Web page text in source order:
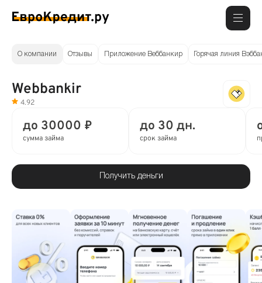
О компании Отзывы Приложение Веббанкир Горячая линия
Webbankir
4.92
до 30000 ₽
сумма займа
до 30 дн.
срок займа
Получить деньги